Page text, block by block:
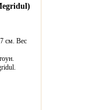
см. Вес